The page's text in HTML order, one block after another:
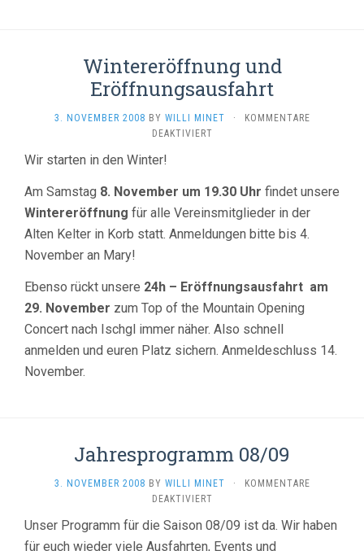
Wintereröffnung und
Eröffnungsausfahrt
3. NOVEMBER 2008 BY WILLI MINET ·
KOMMENTARE
DEAKTIVIERT
Wir starten in den Winter!
Am Samstag 8. November um 19.30 Uhr findet unsere
Wintereröffnung für alle Vereinsmitglieder in der
Alten Kelter in Korb statt. Anmeldungen bitte bis 4.
November an Mary!
Ebenso rückt unsere 24h – Eröffnungsausfahrt am
29. November zum Top of the Mountain Opening
Concert nach Ischgl immer näher. Also schnell
anmelden und euren Platz sichern. Anmeldeschluss 14.
November.
Jahresprogramm 08/09
3. NOVEMBER 2008 BY WILLI MINET ·
KOMMENTARE
DEAKTIVIERT
08/09
Unser Programm für die Saison 08/09 ist da. Wir haben
für euch wieder viele Ausfahrten, Events und